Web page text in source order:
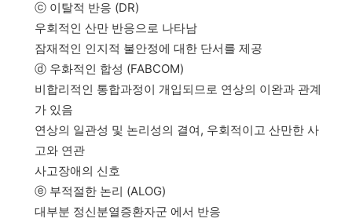
ⓒ 이탈적 반응 (DR)
우회적인 산만 반응으로 나타남
잠재적인 인지적 불안정에 대한 단서를 제공
ⓓ 우화적인 합성 (FABCOM)
비합리적인 통합과정이 개입되므로 연상의 이완과 관계
가 있음
연상의 일관성 및 논리성의 결여, 우회적이고 산만한 사
고와 연관
사고장애의 신호
ⓔ 부적절한 논리 (ALOG)
대부분 정신분열증환자군 에서 반응